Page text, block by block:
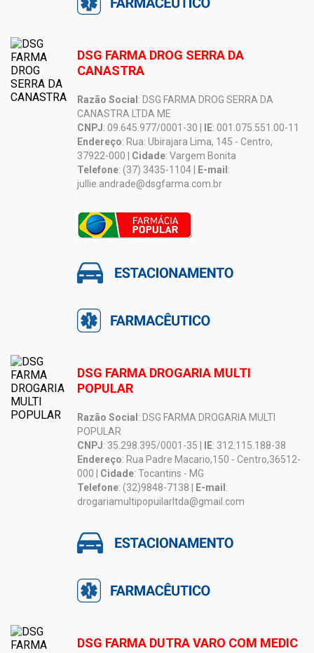
DSG FARMA DROG SERRA DA
CANASTRA
Razão Social : DSG FARMA DROG SERRA DA
CANASTRA LTDA ME
CNPJ: 09.645.977/0001-30 | IE: 001.075.551.00-11
Endereço: Rua: Ubirajara Lima, 145 - Centro,
37922-000 | Cidade: Vargem Bonita
Telefone: (37) 3435-1104 | E-mail :
jullie.andrade@dsgfarma.com.br
DSG FARMA DROGARIA MULTI
POPULAR
Razão Social : DSG FARMA DROGARIA MULTI
POPULAR
CNPJ: 35.298.395/0001-35 | IE: 312.115.188-38
Endereço: Rua Padre Macario,150 - Centro,36512-
000 | Cidade: Tocantins - MG
Telefone: (32)9848-7138 | E-mail :
drogariamultipopuilarltda@gmail.com
DSG FARMA DUTRA VARO COM MEDIC